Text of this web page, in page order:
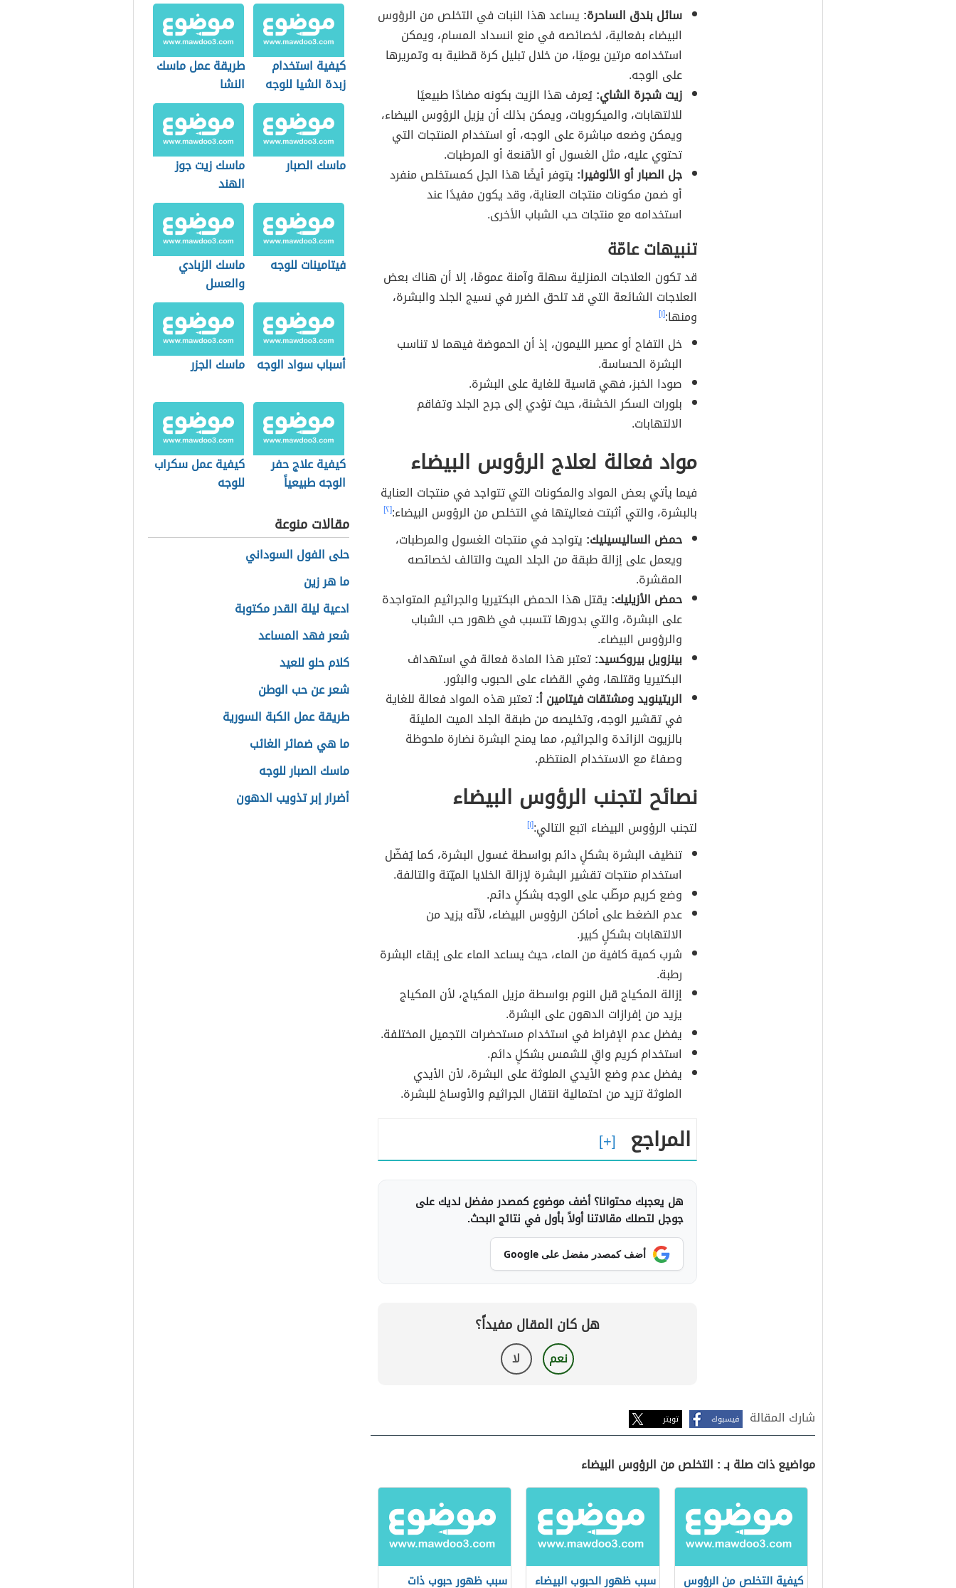
سائل بندق الساحرة: يساعد هذا النبات في التخلص من الرؤوس
البيضاء بفعالية، لخصائصه في منع انسداد المسام، ويمكن
استخدامه مرتين يوميًا، من خلال تبليل كرة قطنية به وتمريرها
على الوجه.
زيت شجرة الشاي:يُعرف هذا الزيت بكونه مضادًا طبيعيًا
للالتهابات، والميكروبات، ويمكن بذلك أن يزيل الرؤوس البيضاء،
ويمكن وضعه مباشرة على الوجه، أو استخدام المنتجات التي
تحتوي عليه، مثل الغسول أو الأقنعة أو المرطبات.
جل الصبار أو الألوفيرا: يتوفر أيضًا هذا الجل كمستخلص منفرد
أو ضمن مكونات منتجات العناية، وقد يكون مفيدًا عند
استخدامه مع منتجات حب الشباب الأخرى.
تنبيهات عامّة
قد تكون العلاجات المنزلية سهلة وآمنة عمومًا، إلا أن هناك بعض
العلاجات الشائعة التي قد تلحق الضرر في نسيج الجلد والبشرة،
ومنها:[١]
خل التفاح أو عصير الليمون، إذ أن الحموضة فيهما لا تناسب
البشرة الحساسة.
صودا الخبز، فهي قاسية للغاية على البشرة.
بلورات السكر الخشنة، حيث تؤدي إلى جرح الجلد وتفاقم
الالتهابات.
مواد فعالة لعلاج الرؤوس البيضاء
فيما يأتي بعض المواد والمكونات التي تتواجد في منتجات العناية
بالبشرة، والتي أثبتت فعاليتها في التخلص من الرؤوس البيضاء:[٢]
حمض الساليسيليك: يتواجد في منتجات الغسول والمرطبات،
ويعمل على إزالة طبقة من الجلد الميت والتالف لخصائصه
المقشرة.
حمض الأزيليك: يقتل هذا الحمض البكتيريا والجراثيم المتواجدة
على البشرة، والتي بدورها تتسبب في ظهور حب الشباب
والرؤوس البيضاء.
بينزويل بيروكسيد:تعتبر هذا المادة فعالة في استهداف
البكتيريا وقتلها، وفي القضاء على الحبوب والبثور.
الريتينويد ومشتقات فيتامين أ:تعتبر هذه المواد فعالة للغاية
في تقشير الوجه، وتخليصه من طبقة الجلد الميت المليئة
بالزيوت الزائدة والجراثيم، مما يمنح البشرة نضارة ملحوظة
وصفاءً مع الاستخدام المنتظم.
نصائح لتجنب الرؤوس البيضاء
لتجنب الرؤوس البيضاء اتبع التالي:[١]
تنظيف البشرة بشكلٍ دائم بواسطة غسول البشرة، كما يُفضّل
استخدام منتجات تقشير البشرة لإزالة الخلايا الميّتة والتالفة.
وضع كريم مرطّب على الوجه بشكلٍ دائم.
عدم الضغط على أماكن الرؤوس البيضاء، لأنّه يزيد من
الالتهابات بشكلٍ كبير.
شرب كمية كافية من الماء، حيث يساعد الماء على إبقاء البشرة
رطبة.
إزالة المكياج قبل النوم بواسطة مزيل المكياج، لأن المكياج
يزيد من إفرازات الدهون على البشرة.
يفضل عدم الإفراط في استخدام مستحضرات التجميل المختلفة.
استخدام كريم واقٍ للشمس بشكلٍ دائم.
يفضل عدم وضع الأيدي الملوثة على البشرة، لأن الأيدي
الملوثة تزيد من احتمالية انتقال الجراثيم والأوساخ للبشرة.
المراجع
هل يعجبك محتوانا؟ أضف موضوع كمصدر مفضل لديك على
جوجل لتصلك مقالاتنا أولاً بأول في نتائج البحث.
أضف كمصدر مفضل على Google
هل كان المقال مفيداً؟
نعم لا
شارك المقالة فيسبوك تويتر
مواضيع ذات صلة بـ : التخلص من الرؤوس البيضاء
كيفية التخلص من الرؤوس سبب ظهور الحبوب البيضاء سبب ظهور حبوب ذات
كيفية استخدام
زبدة الشيا للوجه
طريقة عمل ماسك
النشا
ماسك الصبار
ماسك زيت جوز
الهند
فيتامينات للوجه
ماسك الزبادي
والعسل
أسباب سواد الوجه ماسك الجزر
كيفية علاج حفر
الوجه طبيعياً
كيفية عمل سكراب
للوجه
مقالات منوعة
حلى الفول السوداني
ما هر زين
ادعية ليلة القدر مكتوبة
شعر فهد المساعد
كلام حلو للعيد
شعر عن حب الوطن
طريقة عمل الكبة السورية
ما هي ضمائر الغائب
ماسك الصبار للوجه
أضرار إبر تذويب الدهون